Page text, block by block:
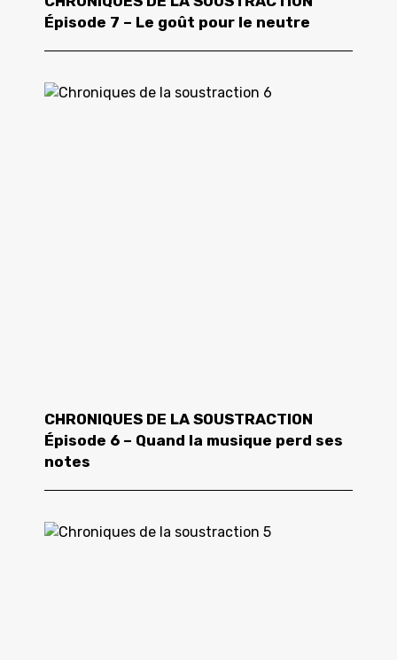
Épisode 7 – Le goût pour le neutre
CHRONIQUES DE LA SOUSTRACTION
Épisode 6 – Quand la musique perd ses
notes